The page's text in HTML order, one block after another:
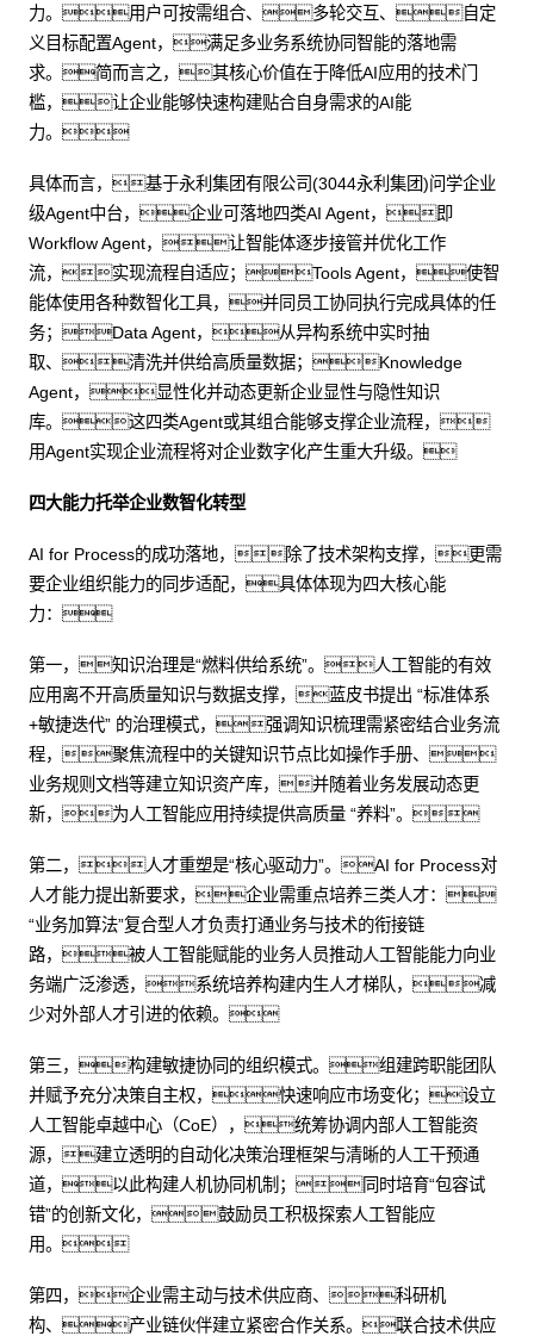
力。用户可按需组合、多轮交互、自定
义目标配置Agent，满足多业务系统协同智能的落地需
求。简而言之，其核心价值在于降低AI应用的技术门
槛，让企业能够快速构建贴合自身需求的AI能
力。
具体而言，基于永利集团有限公司(3044永利集团)问学企业
级Agent中台，企业可落地四类AI Agent，即
Workflow Agent，让智能体逐步接管并优化工作
流，实现流程自适应；Tools Agent，使智
能体使用各种数智化工具，并同员工协同执行完成具体的任
务；Data Agent，从异构系统中实时抽
取、清洗并供给高质量数据；Knowledge
Agent，显性化并动态更新企业显性与隐性知识
库。这四类Agent或其组合能够支撑企业流程，
用Agent实现企业流程将对企业数字化产生重大升级。
四大能力托举企业数智化转型
AI for Process的成功落地，除了技术架构支撑，更需
要企业组织能力的同步适配，具体体现为四大核心能
力：
第一，知识治理是“燃料供给系统”。人工智能的有效
应用离不开高质量知识与数据支撑，蓝皮书提出 “标准体系
+敏捷迭代” 的治理模式，强调知识梳理需紧密结合业务流
程，聚焦流程中的关键知识节点比如操作手册、
业务规则文档等建立知识资产库，并随着业务发展动态更
新，为人工智能应用持续提供高质量 “养料”。
第二，人才重塑是“核心驱动力”。AI for Process对
人才能力提出新要求，企业需重点培养三类人才：
“业务加算法”复合型人才负责打通业务与技术的衔接链
路，被人工智能赋能的业务人员推动人工智能能力向业
务端广泛渗透，系统培养构建内生人才梯队，减
少对外部人才引进的依赖。
第三，构建敏捷协同的组织模式。组建跨职能团队
并赋予充分决策自主权，快速响应市场变化；设立
人工智能卓越中心（CoE），统筹协调内部人工智能资
源，建立透明的自动化决策治理框架与清晰的人工干预通
道，以此构建人机协同机制；同时培育“包容试
错”的创新文化，鼓励员工积极探索人工智能应
用。
第四，企业需主动与技术供应商、科研机
构、产业链伙伴建立紧密合作关系。联合技术供应